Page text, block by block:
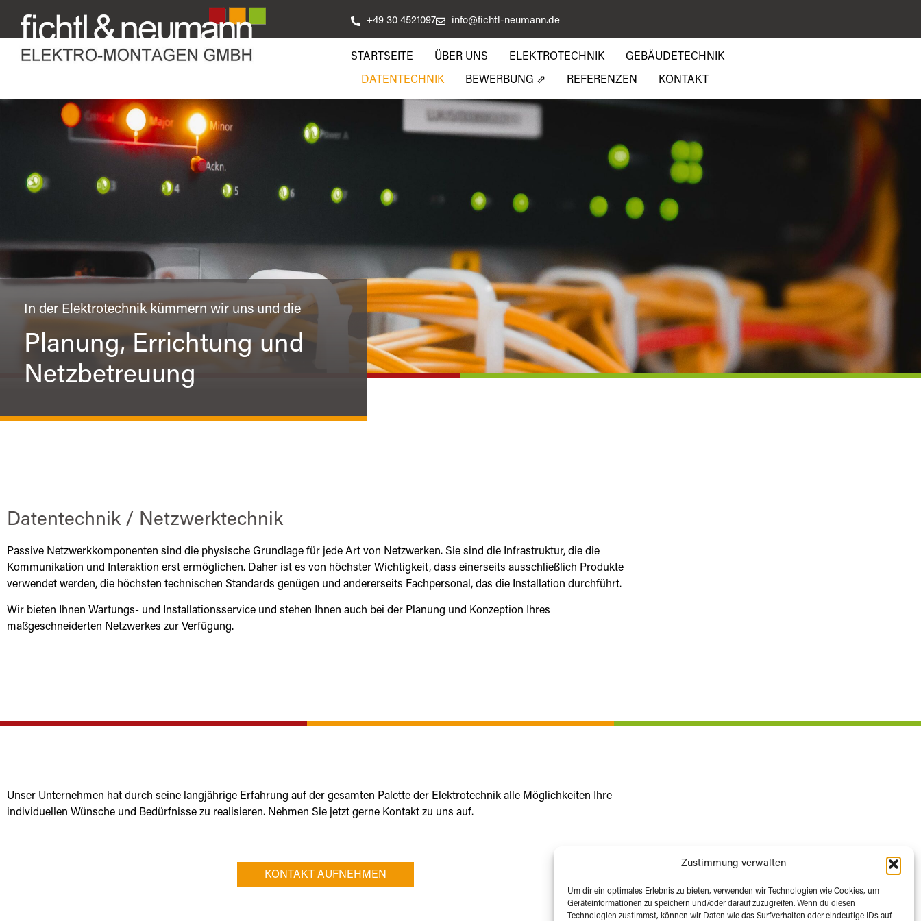
Zustimmung verwalten
Um dir ein optimales Erlebnis zu bieten, verwenden wir Technologien wie Cookies, um
Geräteinformationen zu speichern und/oder darauf zuzugreifen. Wenn du diesen
Technologien zustimmst, können wir Daten wie das Surfverhalten oder eindeutige IDs auf
+49 30 4521097 info@fichtl-neumann.de
STARTSEITE ÜBER UNS ELEKTROTECHNIK GEBÄUDETECHNIK
DATENTECHNIK BEWERBUNG ⇗ REFERENZEN KONTAKT
In der Elektrotechnik kümmern wir uns und die
Planung, Errichtung und
Netzbetreuung
Datentechnik / Netzwerktechnik
Passive Netzwerkkomponenten sind die physische Grundlage für jede Art von Netzwerken. Sie sind die Infrastruktur, die die
Kommunikation und Interaktion erst ermöglichen. Daher ist es von höchster Wichtigkeit, dass einerseits ausschließlich Produkte
verwendet werden, die höchsten technischen Standards genügen und andererseits Fachpersonal, das die Installation durchführt.
Wir bieten Ihnen Wartungs- und Installationsservice und stehen Ihnen auch bei der Planung und Konzeption Ihres
maßgeschneiderten Netzwerkes zur Verfügung.
Unser Unternehmen hat durch seine langjährige Erfahrung auf der gesamten Palette der Elektrotechnik alle Möglichkeiten Ihre
individuellen Wünsche und Bedürfnisse zu realisieren. Nehmen Sie jetzt gerne Kontakt zu uns auf.
KONTAKT AUFNEHMEN